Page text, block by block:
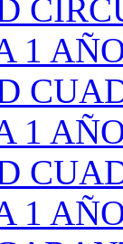
1
1
1